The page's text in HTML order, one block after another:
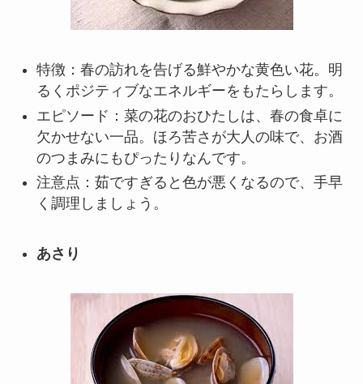
特徴：春の訪れを告げる鮮やかな黄色い花。明
るくポジティブなエネルギーをもたらします。
エピソード：菜の花のおひたしは、春の食卓に
欠かせない一品。ほろ苦さが大人の味で、お酒
のつまみにもぴったりなんです。
注意点：茹ですぎると色が悪くなるので、手早
く調理しましょう。
あさり